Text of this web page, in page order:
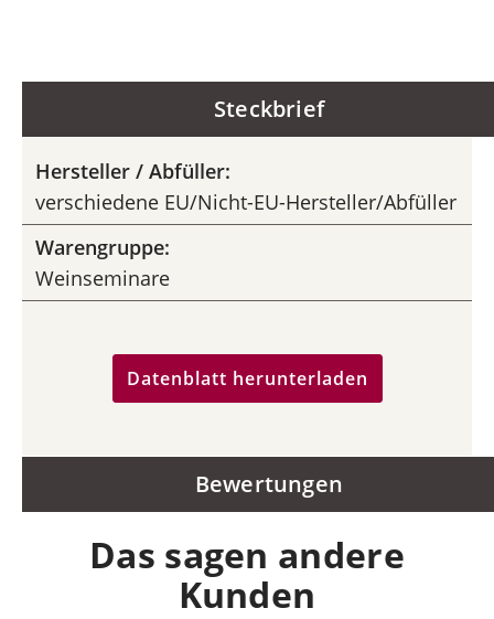
Steckbrief
Hersteller / Abfüller:
verschiedene EU/Nicht-EU-Hersteller/Abfüller
Warengruppe:
Weinseminare
Datenblatt herunterladen
Bewertungen
Das sagen andere
Kunden